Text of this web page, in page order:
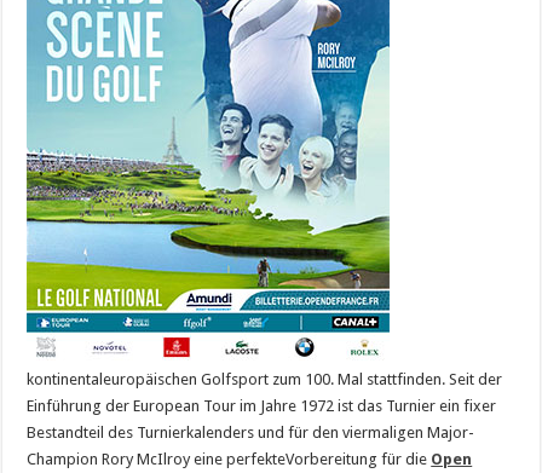
kontinentaleuropäischen Golfsport zum 100. Mal stattfinden. Seit der
Einführung der European Tour im Jahre 1972 ist das Turnier ein fixer
Bestandteil des Turnierkalenders und für den viermaligen Major-
Champion Rory McIlroy eine perfekteVorbereitung für die Open